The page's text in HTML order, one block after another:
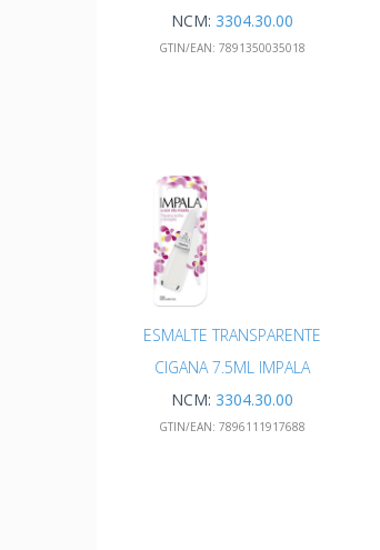
NCM: 3304.30.00
GTIN/EAN: 7891350035018
ESMALTE TRANSPARENTE
CIGANA 7.5ML IMPALA
NCM: 3304.30.00
GTIN/EAN: 7896111917688